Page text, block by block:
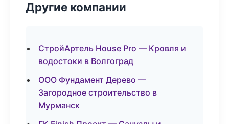
Другие компании
СтройАртель House Pro — Кровля и
водостоки в Волгоград
ООО Фундамент Дерево —
Загородное строительство в
Мурманск